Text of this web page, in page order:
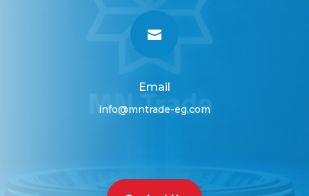

Email
info@mntrade-eg.com